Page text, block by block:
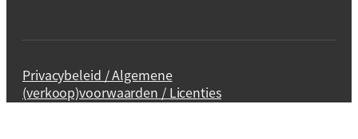
Privacybeleid / Algemene
(verkoop)voorwaarden / Licenties